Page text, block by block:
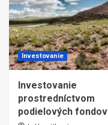
Investovanie
Investovanie
prostredníctvom
podielových fondov